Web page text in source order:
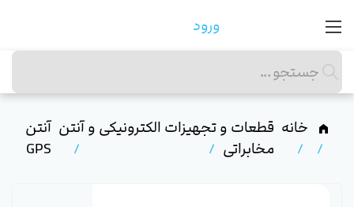
ورود
خانه قطعات و تجهیزات الکترونیکی و
مخابراتی
آنتن آنتن
GPS